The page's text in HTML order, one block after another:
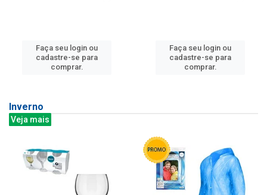
Faça seu login ou
cadastre-se para
comprar.
Faça seu login ou
cadastre-se para
comprar.
Inverno
Veja mais